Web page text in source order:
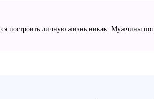
построить личную жизнь никак. Мужчины